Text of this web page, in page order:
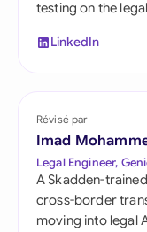
testing on the
LinkedIn
Révisé par
Imad
Legal Engineer,
A Skadden-
cross-border
moving into legal